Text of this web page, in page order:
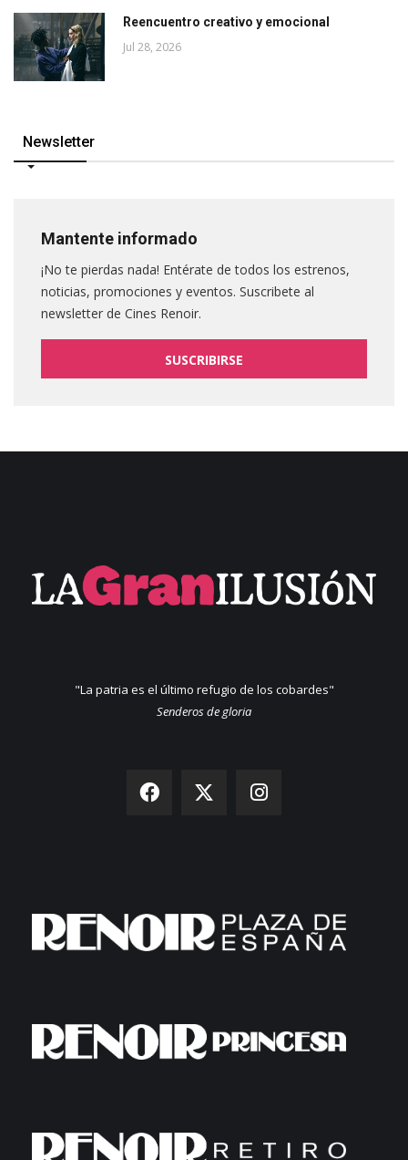
Reencuentro creativo y emocional
Jul 28, 2026
Newsletter
Mantente informado
¡No te pierdas nada! Entérate de todos los estrenos,
noticias, promociones y eventos. Suscribete al
newsletter de Cines Renoir.
SUSCRIBIRSE
"La patria es el último refugio de los cobardes"
Senderos de gloria